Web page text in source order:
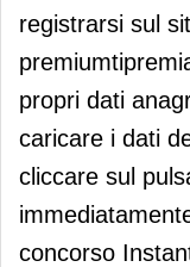
registrarsi sul
propri dati
caricare i dati
cliccare sul
concorso